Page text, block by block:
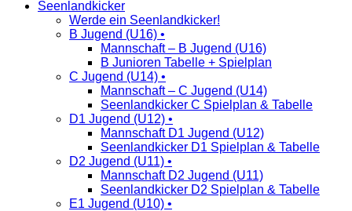
Seenlandkicker
Werde ein Seenlandkicker!
B Jugend (U16) •
Mannschaft – B Jugend (U16)
B Junioren Tabelle + Spielplan
C Jugend (U14) •
Mannschaft – C Jugend (U14)
Seenlandkicker C Spielplan & Tabelle
D1 Jugend (U12) •
Mannschaft D1 Jugend (U12)
Seenlandkicker D1 Spielplan & Tabelle
D2 Jugend (U11) •
Mannschaft D2 Jugend (U11)
Seenlandkicker D2 Spielplan & Tabelle
E1 Jugend (U10) •